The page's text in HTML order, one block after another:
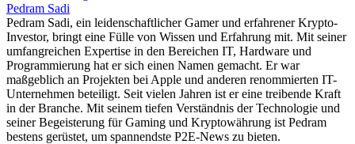
Pedram Sadi
Pedram Sadi, ein leidenschaftlicher Gamer und erfahrener Krypto-
Investor, bringt eine Fülle von Wissen und Erfahrung mit. Mit seiner
umfangreichen Expertise in den Bereichen IT, Hardware und
Programmierung hat er sich einen Namen gemacht. Er war
maßgeblich an Projekten bei Apple und anderen renommierten IT-
Unternehmen beteiligt. Seit vielen Jahren ist er eine treibende Kraft
in der Branche. Mit seinem tiefen Verständnis der Technologie und
seiner Begeisterung für Gaming und Kryptowährung ist Pedram
bestens gerüstet, um spannendste P2E-News zu bieten.